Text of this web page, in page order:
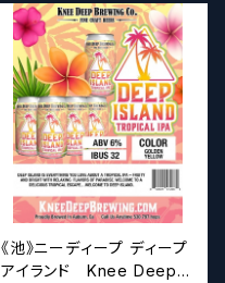
《池》ニーディープ ディープ
アイランド Knee Deep D